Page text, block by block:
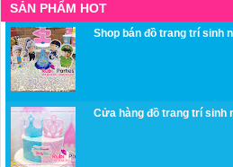
SẢN PHẨM HOT
Shop bán đồ trang trí sinh
Cửa hàng đồ trang trí sinh